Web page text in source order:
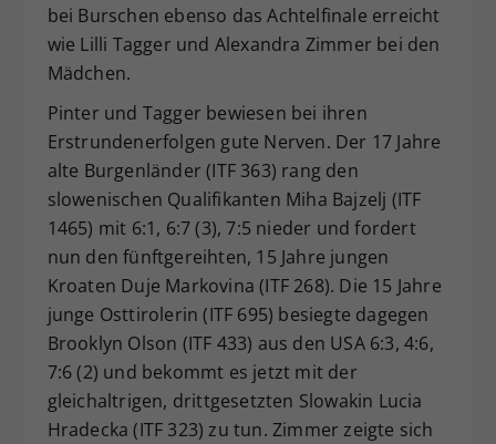
bei Burschen ebenso das Achtelfinale erreicht
wie Lilli Tagger und Alexandra Zimmer bei den
Mädchen.
Pinter und Tagger bewiesen bei ihren
Erstrundenerfolgen gute Nerven. Der 17 Jahre
alte Burgenländer (ITF 363) rang den
slowenischen Qualifikanten Miha Bajzelj (ITF
1465) mit 6:1, 6:7 (3), 7:5 nieder und fordert
nun den fünftgereihten, 15 Jahre jungen
Kroaten Duje Markovina (ITF 268). Die 15 Jahre
junge Osttirolerin (ITF 695) besiegte dagegen
Brooklyn Olson (ITF 433) aus den USA 6:3, 4:6,
7:6 (2) und bekommt es jetzt mit der
gleichaltrigen, drittgesetzten Slowakin Lucia
Hradecka (ITF 323) zu tun. Zimmer zeigte sich